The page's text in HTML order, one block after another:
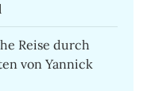
Reise durch
von Yannick